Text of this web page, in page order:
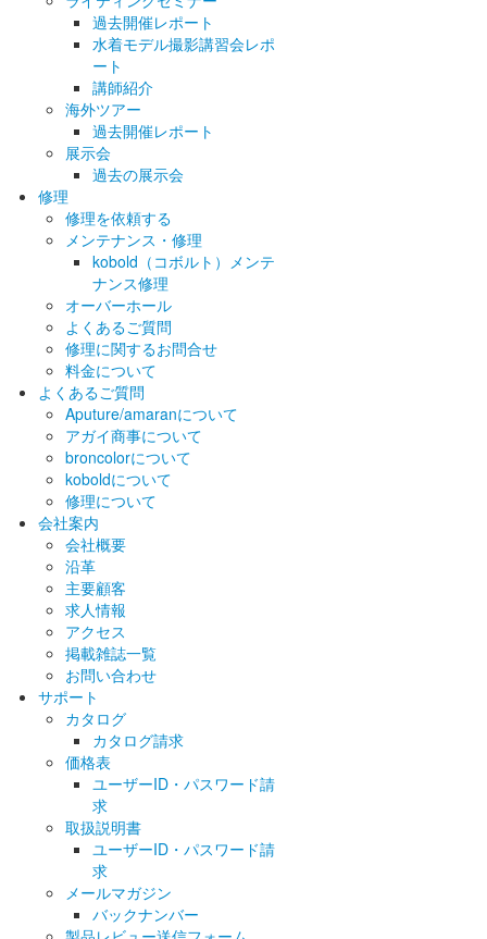
過去開催レポート
水着モデル撮影講習会レポ
ート
講師紹介
海外ツアー
過去開催レポート
展示会
過去の展示会
修理
修理を依頼する
メンテナンス・修理
kobold（コボルト）メンテ
ナンス修理
オーバーホール
よくあるご質問
修理に関するお問合せ
料金について
よくあるご質問
Aputure/amaranについて
アガイ商事について
broncolorについて
koboldについて
修理について
会社案内
会社概要
沿革
主要顧客
求人情報
アクセス
掲載雑誌一覧
お問い合わせ
サポート
カタログ
カタログ請求
価格表
ユーザーID・パスワード請
求
取扱説明書
ユーザーID・パスワード請
求
メールマガジン
バックナンバー